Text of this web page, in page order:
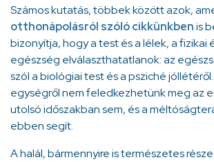
Számos kutatás, többek között azok,
otthonápolásról szóló cikkünkbenis
bizonyítja, hogy a test és a lélek, a fizikai
egészség elválaszthatatlanok: az
szól a biológiai test és a psziché jóllétéről.
egységről nem feledkezhetünk meg az
utolsó időszakban sem, és a
ebben segít.
A halál, bármennyire is természetes